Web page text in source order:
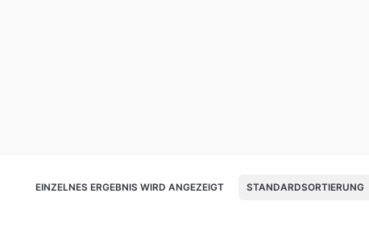
EINZELNES ERGEBNIS WIRD ANGEZEIGT STANDARDSORTIERUNG